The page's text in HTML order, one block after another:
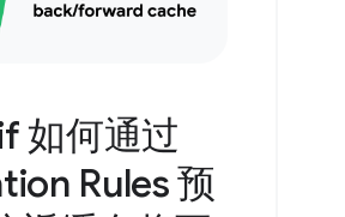
如何通过
Rules 预